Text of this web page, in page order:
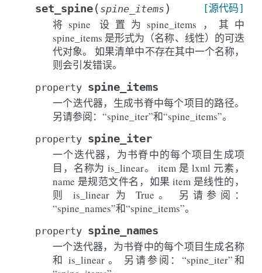
set_spine( spine_items ) [源代码]
将spine 设置为spine_items，其中
spine_items 是形式为（名称、线性）的可迭
代对象。 如果清单中不存在其中一个名称，
则会引发错误。
property spine_items
一个迭代器，生成书脊中每个项目的路径。
另请参阅：“spine_iter”和“spine_items”。
property spine_iter
一个迭代器，为书脊中的每个项目生成项
目，名称为 is_linear。 item 是 lxml 元素，
name 是规范文件名，如果 item 是线性的，
则 is_linear 为 True。 另请参阅：
“spine_names”和“spine_items”。
property spine_names
一个迭代器，为书脊中的每个项目生成名称
和 is_linear 。 另请参阅：“spine_iter”和